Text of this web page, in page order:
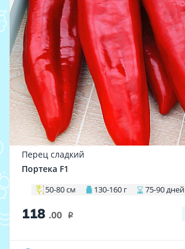
Перец сладкий
Портека F1
50-80 см 130-160 г 75-90 дней
118 .00 i